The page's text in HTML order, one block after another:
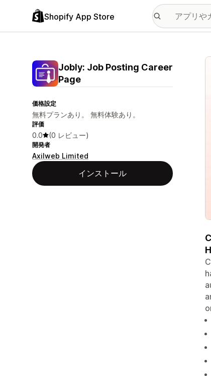
Shopify App Store
Jobly: Job Posting Career
Page
価格設定
無料プランあり。 無料体験あり。
評価
0.0 (0 レビュー)
開発者
Axilweb Limited
インストール